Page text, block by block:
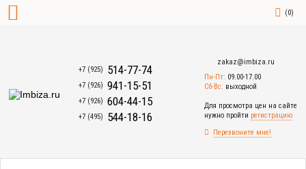
(0)
+7 (925) 514-77-74
+7 (926) 941-15-51
+7 (926) 604-44-15
+7 (495) 544-18-16
zakaz@imbiza.ru
Пн-Пт: 09.00-17.00
Сб-Вс: выходной
Для просмотра цен на сайте
нужно пройти регистрацию
Перезвоните мне!